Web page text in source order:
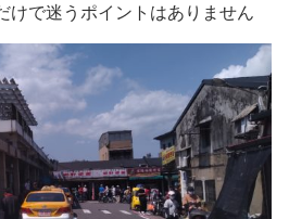
けで迷うポイントはありません